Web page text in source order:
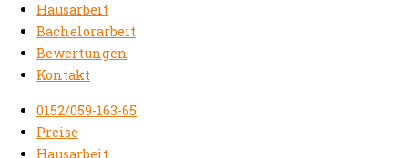
Hausarbeit
Bachelorarbeit
Bewertungen
Kontakt
0152/059-163-65
Preise
Hausarbeit